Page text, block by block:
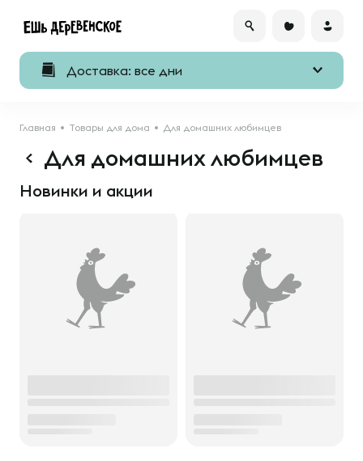
Доставка: все дни
Главная Товары для дома Для домашних любимцев
Для домашних любимцев
Новинки и акции